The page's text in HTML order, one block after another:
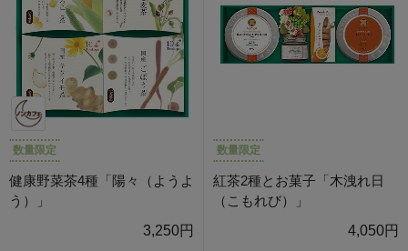
数量限定
健康野菜茶4種「陽々（ようよ
う）」
3,250円
数量限定
紅茶2種とお菓子「木洩れ日
（こもれび）」
4,050円